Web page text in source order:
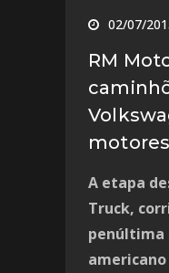
02/07/
RM
A etapa
Truck,
penúltima